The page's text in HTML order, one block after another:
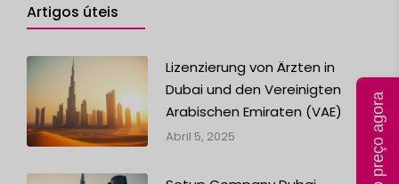
Artigos úteis
Lizenzierung von Ärzten in
Dubai und den Vereinigten
Arabischen Emiraten (VAE)
Abril 5, 2025